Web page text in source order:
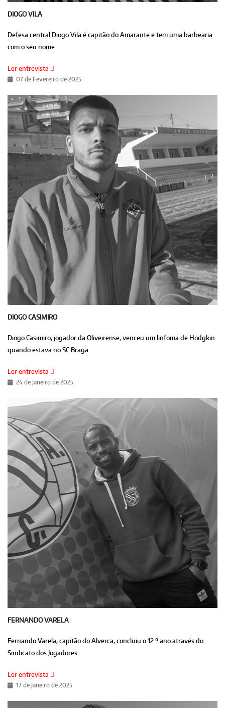
DIOGO VILA
Defesa central Diogo Vila é capitão do Amarante e tem uma barbearia
com o seu nome.
Ler entrevista
07 de Fevereiro de 2025
DIOGO CASIMIRO
Diogo Casimiro, jogador da Oliveirense, venceu um linfoma de Hodgkin
quando estava no SC Braga.
Ler entrevista
24 de Janeiro de 2025
FERNANDO VARELA
Fernando Varela, capitão do Alverca, concluiu o 12.º ano através do
Sindicato dos Jogadores.
Ler entrevista
17 de Janeiro de 2025